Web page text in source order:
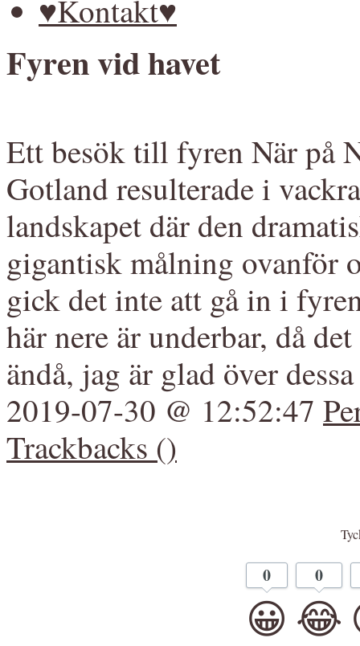
♥Kontakt♥
Fyren vid havet
Ett besök till fyren När på
Gotland resulterade i
landskapet där den
gigantisk målning ovanför
gick det inte att gå in i
här nere är underbar, då
ändå, jag är glad över
2019-07-30 @ 12:52:47
Trackbacks ()
0
😀
0
😂